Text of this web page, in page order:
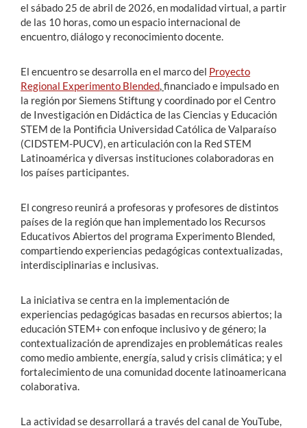
el sábado 25 de abril de 2026, en modalidad virtual, a partir
de las 10 horas, como un espacio internacional de
encuentro, diálogo y reconocimiento docente.
El encuentro se desarrolla en el marco del Proyecto
Regional Experimento Blended financiado e impulsado en
la región por Siemens Stiftung y coordinado por el Centro
de Investigación en Didáctica de las Ciencias y Educación
STEM de la Pontificia Universidad Católica de Valparaíso
(CIDSTEM-PUCV), en articulación con la Red STEM
Latinoamérica y diversas instituciones colaboradoras en
los países participantes.
El congreso reunirá a profesoras y profesores de distintos
países de la región que han implementado los Recursos
Educativos Abiertos del programa Experimento Blended,
compartiendo experiencias pedagógicas contextualizadas,
interdisciplinarias e inclusivas.
La iniciativa se centra en la implementación de
experiencias pedagógicas basadas en recursos abiertos; la
educación STEM+ con enfoque inclusivo y de género; la
contextualización de aprendizajes en problemáticas reales
como medio ambiente, energía, salud y crisis climática; y el
fortalecimiento de una comunidad docente latinoamericana
colaborativa.
La actividad se desarrollará a través del canal de YouTube,